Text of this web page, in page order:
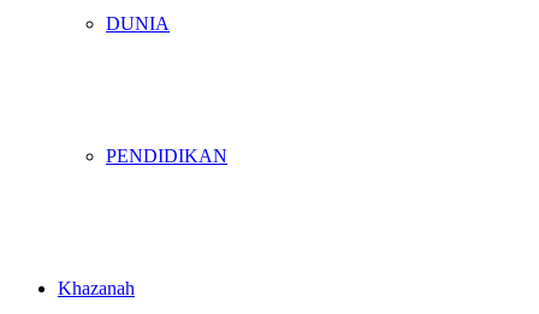
DUNIA
PENDIDIKAN
Khazanah